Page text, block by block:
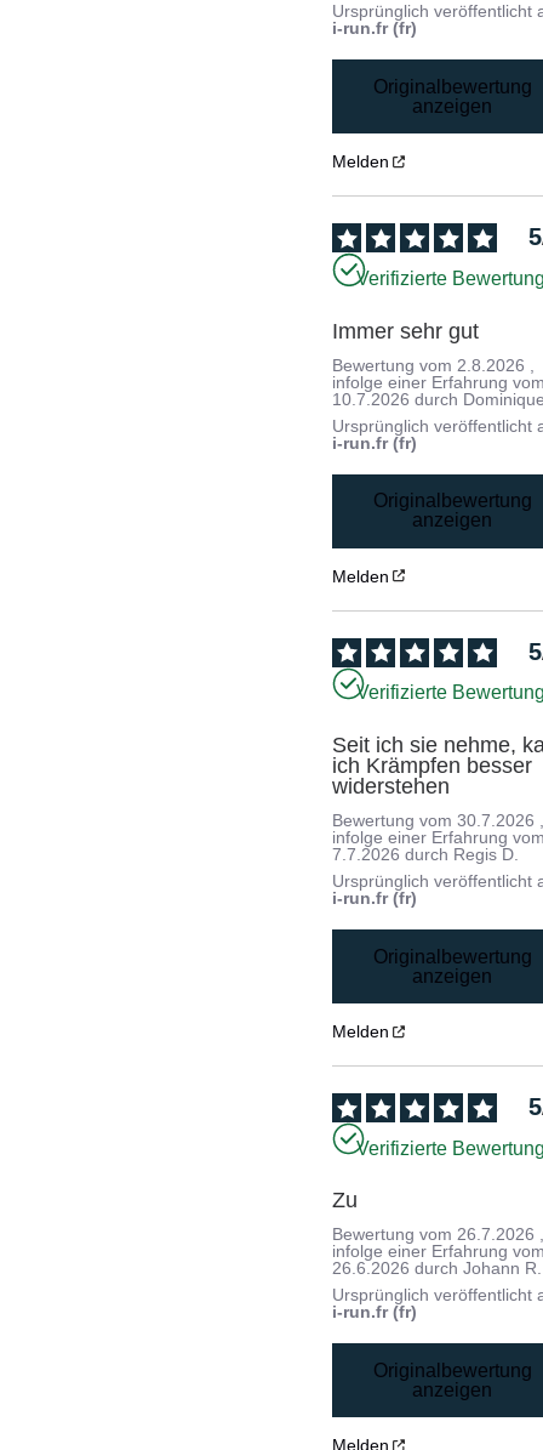
Ursprünglich veröffentlicht
i-run.fr (fr)
Originalbewertung
anzeigen
Melden
5
Verifizierte
Immer sehr gut
Bewertung vom 2.8.2026
infolge einer Erfahrung
10.7.2026 durch
Ursprünglich veröffentlicht
i-run.fr (fr)
Originalbewertung
anzeigen
Melden
5
Verifizierte
Seit ich sie nehme,
ich Krämpfen besser
widerstehen
Bewertung vom30.7.2026
infolge einer Erfahrung
7.7.2026 durch Regis D.
Ursprünglich veröffentlicht
i-run.fr (fr)
Originalbewertung
anzeigen
Melden
5
Verifizierte
Zu
Bewertung vom26.7.2026
infolge einer Erfahrung
26.6.2026 durchJohann R.
Ursprünglich veröffentlicht
i-run.fr (fr)
Originalbewertung
anzeigen
Melden